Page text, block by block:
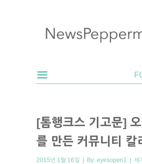
[톰행크스 기고문]
를 만든 커뮤니티 칼
2015년 1월 16일 | By: eyesopen1 | 세